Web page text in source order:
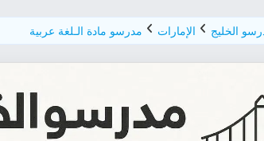
الخليج الإمارات مدرسو مادة الـلغة عربية